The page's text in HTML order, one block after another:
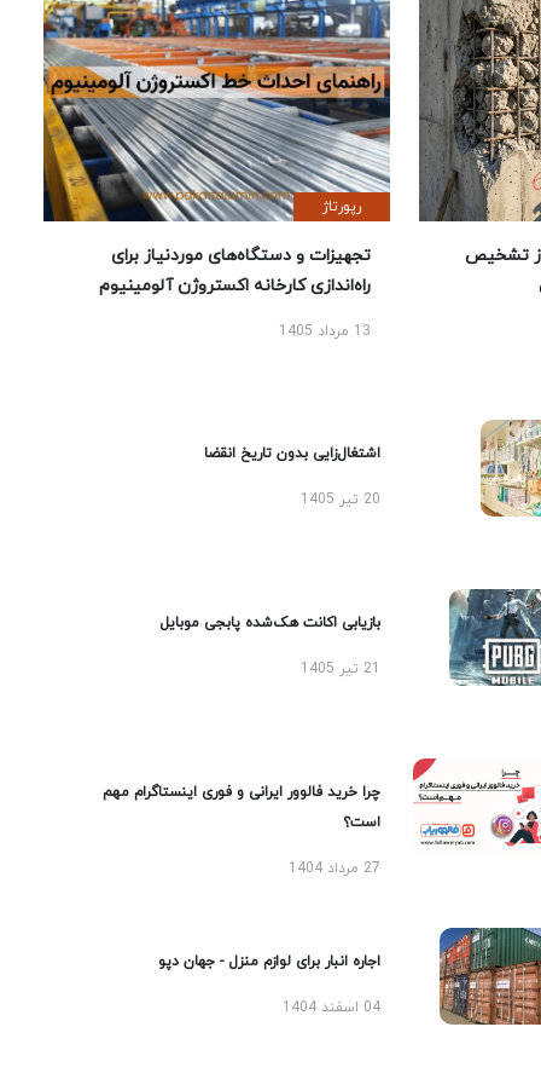
تشخیص
رپورتاژ
تجهیزات و دستگاه‌های موردنیاز برای
راه‌اندازی کارخانه اکستروژن آلومینیوم
13 مرداد 1405
اشتغال‌زایی بدون تاریخ انقضا
20 تیر 1405
بازیابی اکانت هک‌شده پابجی موبایل
چرا خرید فالوور ایرانی و فوری اینستاگرام مهم
است؟
27 مرداد 1404
اجاره انبار برای لوازم منزل - جهان دپو
04 اسفند 1404